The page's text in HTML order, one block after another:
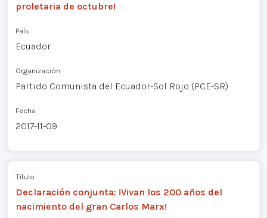
proletaria de octubre!
País
Ecuador
Organización
Partido Comunista del Ecuador-Sol Rojo (PCE-SR)
Fecha
2017-11-09
Título
Declaración conjunta: ¡Vivan los 200 años del
nacimiento del gran Carlos Marx!